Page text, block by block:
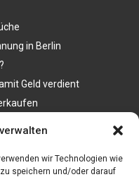
wir Technologien wie
speichern und/oder darauf
in Berlin
Geld verdient
zu den aktuellen Trends?